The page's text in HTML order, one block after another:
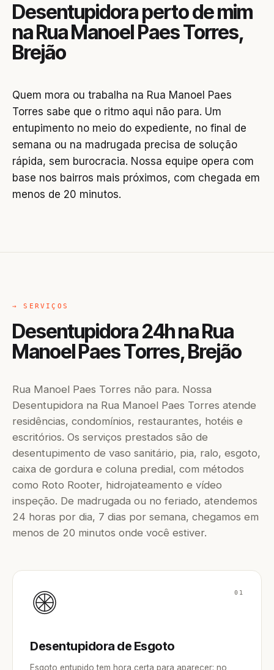
Desentupidora perto de mim
na Rua Manoel Paes Torres,
Brejão
Quem mora ou trabalha na Rua Manoel Paes
Torres sabe que o ritmo aqui não para. Um
entupimento no meio do expediente, no final de
semana ou na madrugada precisa de solução
rápida, sem burocracia. Nossa equipe opera com
base nos bairros mais próximos, com chegada em
menos de 20 minutos.
→ SERVIÇOS
Desentupidora 24h na Rua
Manoel Paes Torres, Brejão
Rua Manoel Paes Torres não para. Nossa
Desentupidora na Rua Manoel Paes Torres atende
residências, condomínios, restaurantes, hotéis e
escritórios. Os serviços prestados são de
desentupimento de vaso sanitário, pia, ralo, esgoto,
caixa de gordura e coluna predial, com métodos
como Roto Rooter, hidrojateamento e vídeo
inspeção. De madrugada ou no feriado, atendemos
24 horas por dia, 7 dias por semana, chegamos em
menos de 20 minutos onde você estiver.
01
Desentupidora de Esgoto
Esgoto entupido tem hora certa para aparecer: no